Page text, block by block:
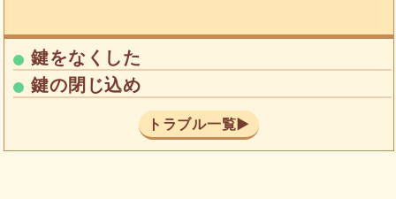
鍵をなくした
鍵の閉じ込め
トラブル一覧▶